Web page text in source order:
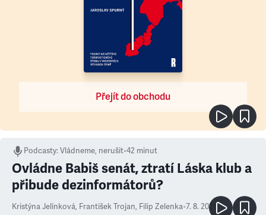
Přejít do obchodu
Podcasty:Vládneme, nerušit•42 minut
Ovládne Babiš senát, ztratí Láska klub a
přibude dezinformátorů?
Kristýna Jelínková, František Trojan, Filip Zelenka•7. 8. 2026